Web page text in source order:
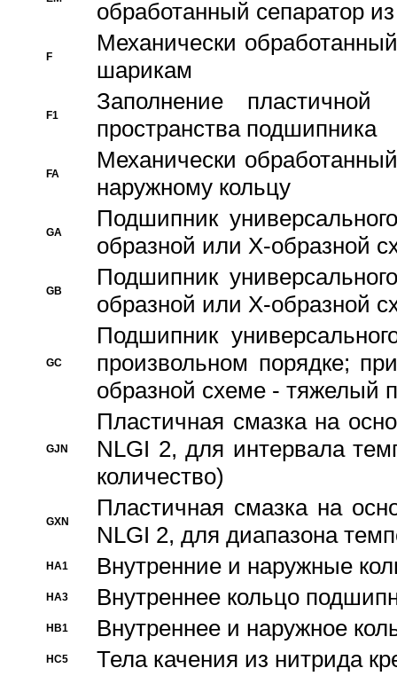
обработанный сепаратор
F
Механически
шарикам
F1
Заполнение
пространства подшипника
FA
Механически
наружному кольцу
GA
Подшипник
образной или Х-образной
GB
Подшипник
образной или Х-образной
GC
Подшипник
произвольном порядке;
образной схеме - тяжелый
GJN
Пластичная смазка на
NLGI 2, для интервала
количество)
GXN
Пластичная смазка на
NLGI 2, для диапазона
HA1 Внутренние и наружные
HA3 Bнутреннее кольцо
HB1 Bнутреннее и наружное
HC5 Тела качения из нитрида